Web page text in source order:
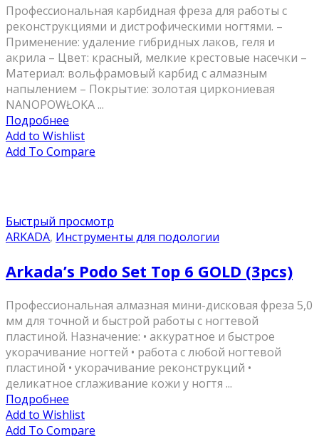
Профессиональная карбидная фреза для работы с
реконструкциями и дистрофическими ногтями. –
Применение: удаление гибридных лаков, геля и
акрила – Цвет: красный, мелкие крестовые насечки –
Материал: вольфрамовый карбид с алмазным
напылением – Покрытие: золотая циркониевая
NANOPOWŁOKA ...
Подробнее
Add to Wishlist
Add To Compare
Быстрый просмотр
ARKADA, Инструменты для подологии
Arkada’s Podo Set Top 6 GOLD (3pcs)
Профессиональная алмазная мини-дисковая фреза 5,0
мм для точной и быстрой работы с ногтевой
пластиной. Назначение: • аккуратное и быстрое
укорачивание ногтей • работа с любой ногтевой
пластиной • укорачивание реконструкций •
деликатное сглаживание кожи у ногтя ...
Подробнее
Add to Wishlist
Add To Compare